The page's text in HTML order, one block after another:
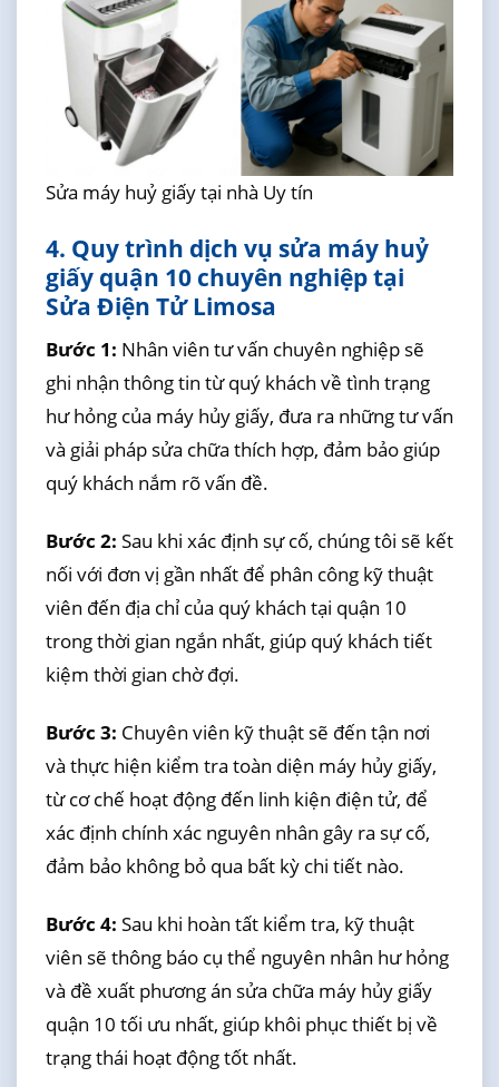
Sửa máy huỷ giấy tại nhà Uy tín
4. Quy trình dịch vụ sửa máy huỷ
giấy quận 10 chuyên nghiệp tại
Sửa Điện Tử Limosa
Bước 1: Nhân viên tư vấn chuyên nghiệp sẽ
ghi nhận thông tin từ quý khách về tình trạng
hư hỏng của máy hủy giấy, đưa ra những tư vấn
và giải pháp sửa chữa thích hợp, đảm bảo giúp
quý khách nắm rõ vấn đề.
Bước 2: Sau khi xác định sự cố, chúng tôi sẽ kết
nối với đơn vị gần nhất để phân công kỹ thuật
viên đến địa chỉ của quý khách tại quận 10
trong thời gian ngắn nhất, giúp quý khách tiết
kiệm thời gian chờ đợi.
Bước 3: Chuyên viên kỹ thuật sẽ đến tận nơi
và thực hiện kiểm tra toàn diện máy hủy giấy,
từ cơ chế hoạt động đến linh kiện điện tử, để
xác định chính xác nguyên nhân gây ra sự cố,
đảm bảo không bỏ qua bất kỳ chi tiết nào.
Bước 4: Sau khi hoàn tất kiểm tra, kỹ thuật
viên sẽ thông báo cụ thể nguyên nhân hư hỏng
và đề xuất phương án sửa chữa máy hủy giấy
quận 10 tối ưu nhất, giúp khôi phục thiết bị về
trạng thái hoạt động tốt nhất.